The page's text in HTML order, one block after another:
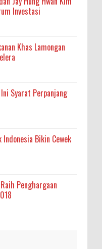
Investasi
Khas Lamongan
Syarat Perpanjang
Bikin Cewek
Penghargaan